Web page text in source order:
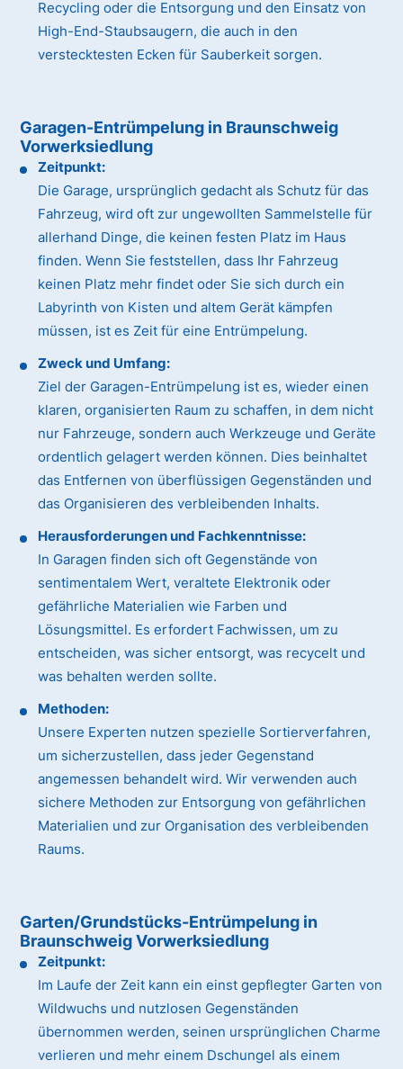
Recycling oder die Entsorgung und den Einsatz von
High-End-Staubsaugern, die auch in den
verstecktesten Ecken für Sauberkeit sorgen.
Garagen-Entrümpelung in Braunschweig
Vorwerksiedlung
Zeitpunkt:
Die Garage, ursprünglich gedacht als Schutz für das
Fahrzeug, wird oft zur ungewollten Sammelstelle für
allerhand Dinge, die keinen festen Platz im Haus
finden. Wenn Sie feststellen, dass Ihr Fahrzeug
keinen Platz mehr findet oder Sie sich durch ein
Labyrinth von Kisten und altem Gerät kämpfen
müssen, ist es Zeit für eine Entrümpelung.
Zweck und Umfang:
Ziel der Garagen-Entrümpelung ist es, wieder einen
klaren, organisierten Raum zu schaffen, in dem nicht
nur Fahrzeuge, sondern auch Werkzeuge und Geräte
ordentlich gelagert werden können. Dies beinhaltet
das Entfernen von überflüssigen Gegenständen und
das Organisieren des verbleibenden Inhalts.
Herausforderungen und Fachkenntnisse:
In Garagen finden sich oft Gegenstände von
sentimentalem Wert, veraltete Elektronik oder
gefährliche Materialien wie Farben und
Lösungsmittel. Es erfordert Fachwissen, um zu
entscheiden, was sicher entsorgt, was recycelt und
was behalten werden sollte.
Methoden:
Unsere Experten nutzen spezielle Sortierverfahren,
um sicherzustellen, dass jeder Gegenstand
angemessen behandelt wird. Wir verwenden auch
sichere Methoden zur Entsorgung von gefährlichen
Materialien und zur Organisation des verbleibenden
Raums.
Garten/Grundstücks-Entrümpelung in
Braunschweig Vorwerksiedlung
Zeitpunkt:
Im Laufe der Zeit kann ein einst gepflegter Garten von
Wildwuchs und nutzlosen Gegenständen
übernommen werden, seinen ursprünglichen Charme
verlieren und mehr einem Dschungel als einem